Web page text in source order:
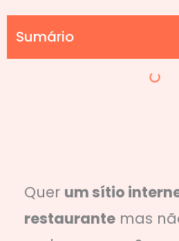
Sumário
Quer um sítio
restaurante mas